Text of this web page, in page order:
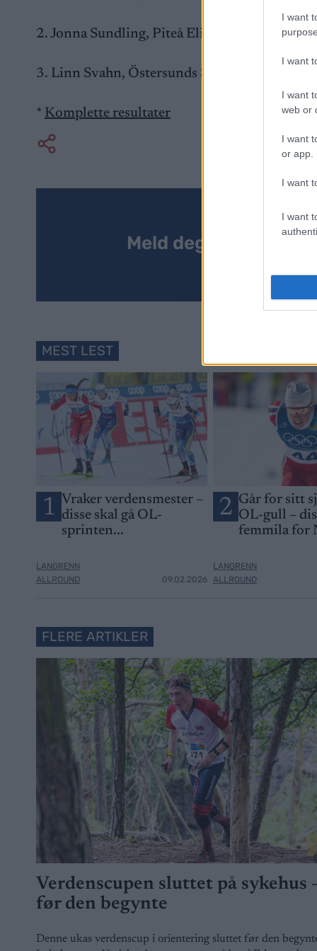
I want
I want
I want
web or
I want
or app.
I want
I want
2. Jonna Sundling, Piteå Elit SK 03:19.26
3. Linn Svahn, Östersunds SK 03:19.83
* Komplette resultater
Meld deg på vårt
MEST LEST
1 Vraker verdensmester –
disse skal gå OL-
sprinten...
LANGRENN
ALLROUND
09.02.2026
2 Går for sitt
OL-gull –
femmila for
LANGRENN
ALLROUND
FLERE ARTIKLER
Verdenscupen sluttet på sykehus
før den begynte
Denne ukas verdenscup i orientering sluttet før den